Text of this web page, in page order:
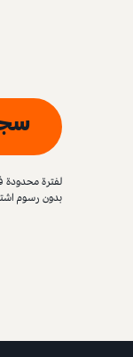
لفترة محدودة
بدون رسوم